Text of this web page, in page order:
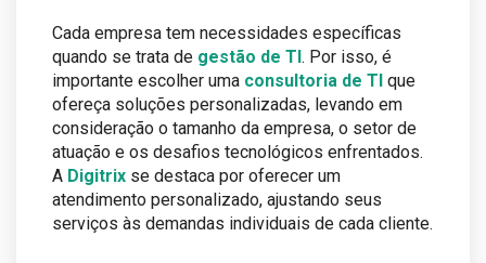
Cada empresa tem necessidades específicas
quando se trata de gestão de TI. Por isso, é
importante escolher uma consultoria de TI que
ofereça soluções personalizadas, levando em
consideração o tamanho da empresa, o setor de
atuação e os desafios tecnológicos enfrentados.
A Digitrix se destaca por oferecer um
atendimento personalizado, ajustando seus
serviços às demandas individuais de cada cliente.